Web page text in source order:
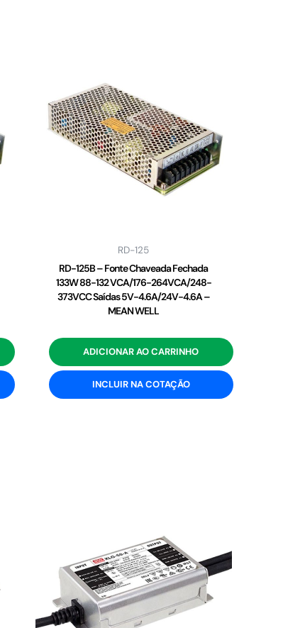
RD-125
RD-125B – Fonte Chaveada Fechada
133W 88-132 VCA/176-264VCA/248-
373VCC Saídas 5V-4.6A/24V-4.6A –
MEAN WELL
ADICIONAR AO CARRINHO
INCLUIR NA COTAÇÃO